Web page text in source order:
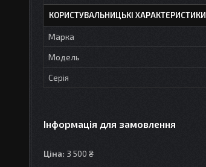
КОРИСТУВАЛЬНИЦЬКІ ХАРАКТЕРИСТИКИ
Марка
Мoдель
Серія
Інформація для замовлення
Ціна: 3 500 ₴